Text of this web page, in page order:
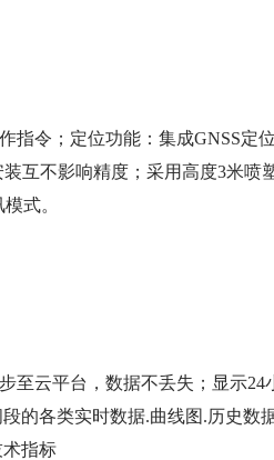
指令；定位功能：集成GNSS定
互不影响精度；采用高度3米喷
式。
至云平台，数据不丢失；显示24
的各类实时数据.曲线图.历史数
指标